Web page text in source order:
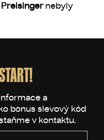
nebyly